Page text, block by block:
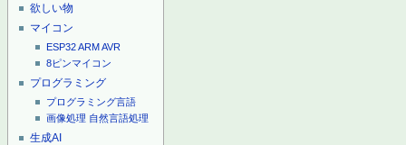
欲しい物
マイコン
ESP32ARMAVR
8ピンマイコン
プログラミング
プログラミング言語
画像処理 自然言語処理
生成AI